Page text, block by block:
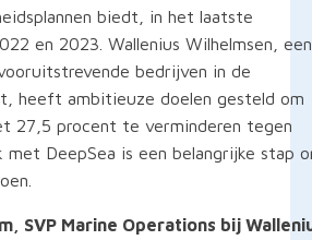
biedt, in het laatste
en 2023. Wallenius Wilhelmsen, een
bedrijven in de
heeft ambitieuze doelen gesteld om
27,5 procent te verminderen tegen
DeepSea is een belangrijke stap
SVP Marine Operations bij